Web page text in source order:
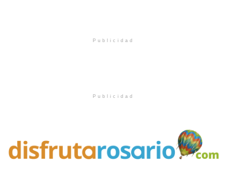
Publicidad
Publicidad